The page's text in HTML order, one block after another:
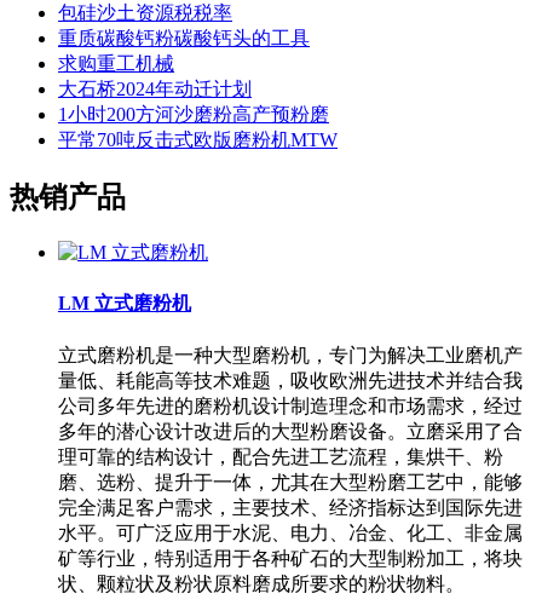
包硅沙土资源税税率
重质碳酸钙粉碳酸钙头的工具
求购重工机械
大石桥2024年动迁计划
1小时200方河沙磨粉高产预粉磨
平常70吨反击式欧版磨粉机MTW
热销产品
LM 立式磨粉机
立式磨粉机是一种大型磨粉机，专门为解决工业磨机产
量低、耗能高等技术难题，吸收欧洲先进技术并结合我
公司多年先进的磨粉机设计制造理念和市场需求，经过
多年的潜心设计改进后的大型粉磨设备。立磨采用了合
理可靠的结构设计，配合先进工艺流程，集烘干、粉
磨、选粉、提升于一体，尤其在大型粉磨工艺中，能够
完全满足客户需求，主要技术、经济指标达到国际先进
水平。可广泛应用于水泥、电力、冶金、化工、非金属
矿等行业，特别适用于各种矿石的大型制粉加工，将块
状、颗粒状及粉状原料磨成所要求的粉状物料。